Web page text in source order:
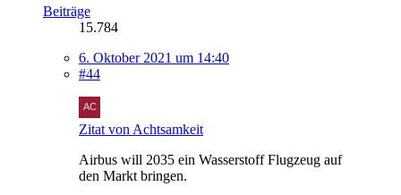
Beiträge
15.784
6. Oktober 2021 um 14:40
#44
Zitat von Achtsamkeit
Airbus will 2035 ein Wasserstoff Flugzeug auf
den Markt bringen.